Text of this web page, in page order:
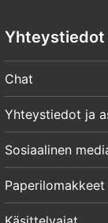
Yhteystiedot
Chat
Yhteystiedot ja
Sosiaalinen
Paperilomakkeet